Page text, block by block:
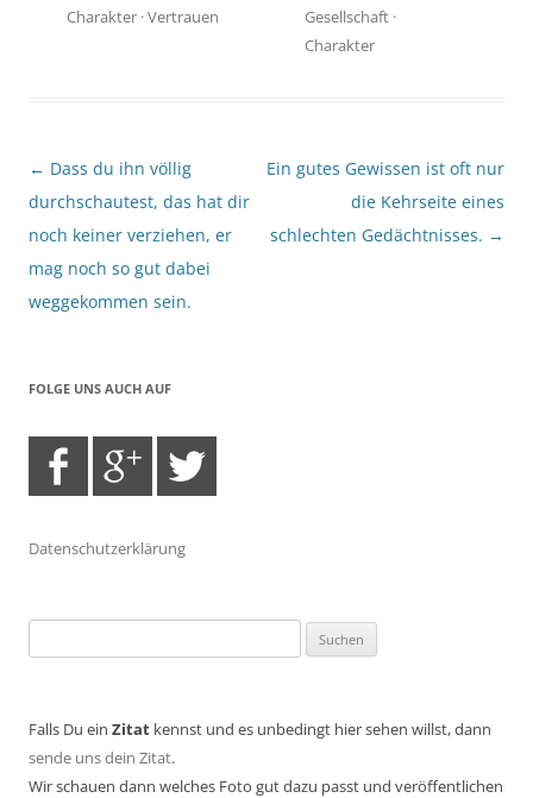
Charakter ·Vertrauen
Gesellschaft ·
Charakter
Beitragsnavigation
← Dass du ihn völlig
durchschautest, das hat dir
noch keiner verziehen, er
mag noch so gut dabei
weggekommen sein.
Ein gutes Gewissen ist oft nur
die Kehrseite eines
schlechten Gedächtnisses. →
FOLGE UNS AUCH AUF
Datenschutzerklärung
nach:
Falls Du ein Zitat kennst und es unbedingt hier sehen willst, dann
sende uns dein Zitat.
Wir schauen dann welches Foto gut dazu passt und veröffentlichen